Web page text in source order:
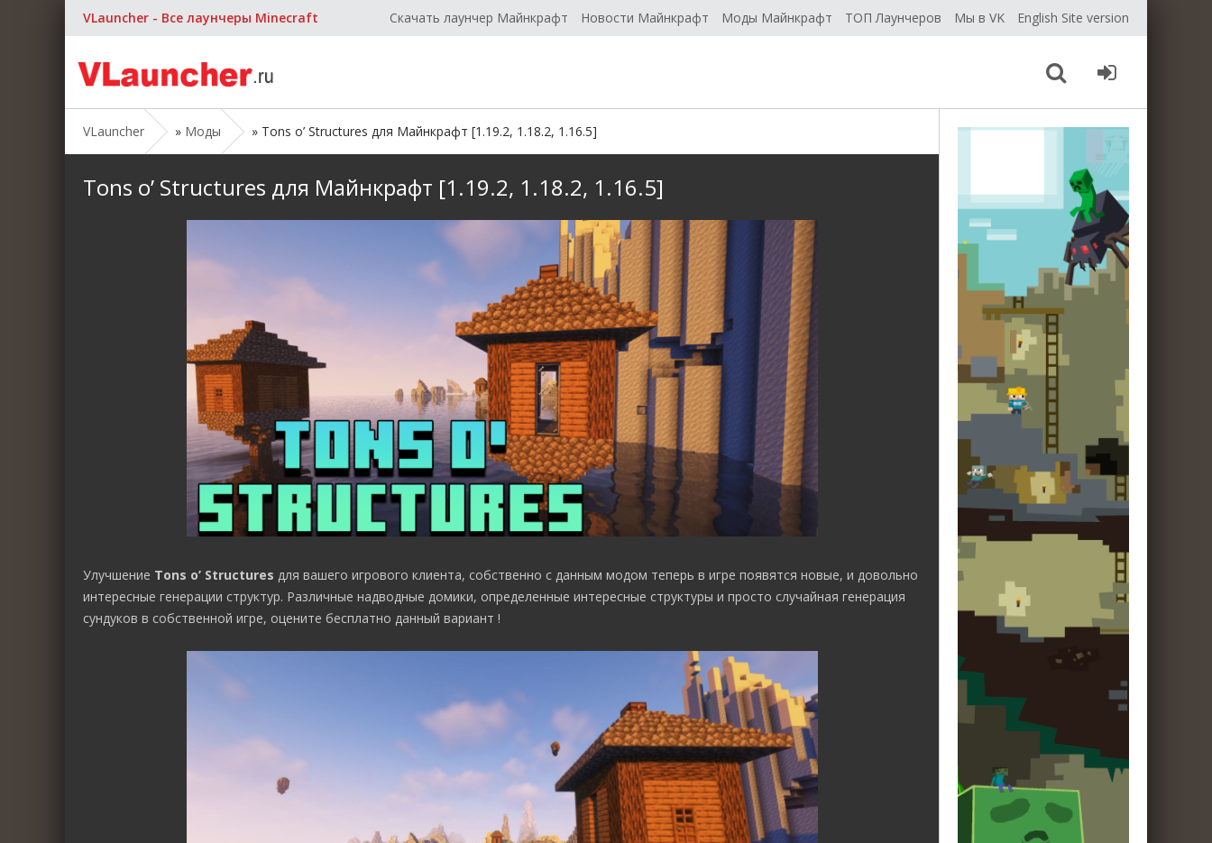
VLauncher - Все лаунчеры Minecraft Скачать лаунчер Майнкрафт Новости Майнкрафт Моды Майнкрафт ТОП Лаунчеров Мы в VK English Site version
VLauncher » Моды » Tons o’ Structures для Майнкрафт [1.19.2, 1.18.2, 1.16.5]
Tons o’ Structures для Майнкрафт [1.19.2, 1.18.2, 1.16.5]
Улучшение Tons o’ Structures для вашего игрового клиента, собственно с данным модом теперь в игре появятся новые, и довольно
интересные генерации структур. Различные надводные домики, определенные интересные структуры и просто случайная генерация
сундуков в собственной игре, оцените бесплатно данный вариант !